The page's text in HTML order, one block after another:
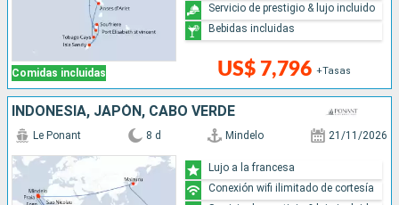
Comidas incluidas US$ 7,796 +Tasas
Servicio de prestigio & lujo incluido
Bebidas incluidas
INDONESIA, JAPÓN, CABO VERDE
Le Ponant 8 d Mindelo 21/11/2026
Lujo a la francesa
Conexión wifi ilimitado de cortesía